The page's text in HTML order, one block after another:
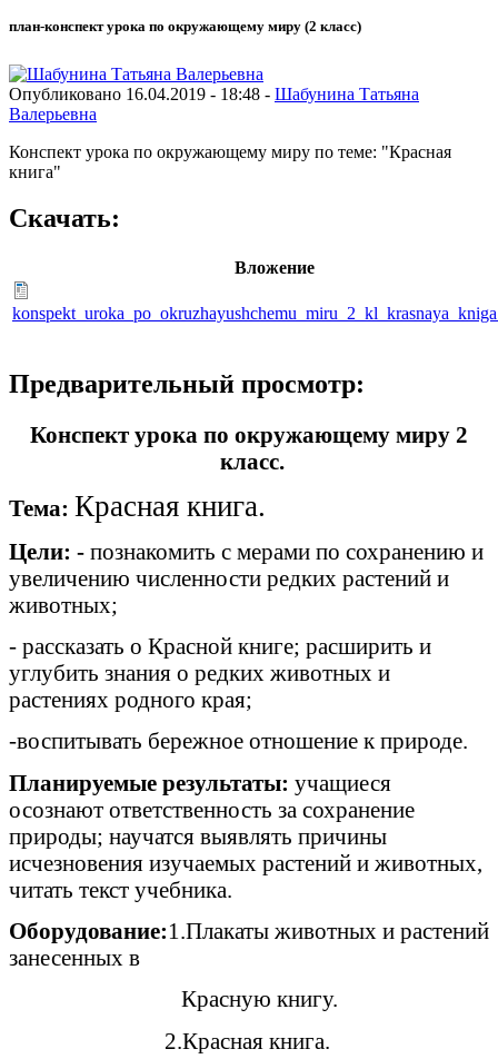
план-конспект урока по окружающему миру (2 класс)
Опубликовано 16.04.2019 - 18:48 - Шабунина Татьяна
Валерьевна
Конспект урока по окружающему миру по теме: "Красная
книга"
Скачать:
Вложение
Предварительный просмотр:
Конспект урока по окружающему миру 2
класс.
Тема: Красная книга.
Цели: - познакомить с мерами по сохранению и
увеличению численности редких растений и
животных;
- рассказать о Красной книге; расширить и
углубить знания о редких животных и
растениях родного края;
-воспитывать бережное отношение к природе.
Планируемые результаты: учащиеся
осознают ответственность за сохранение
природы; научатся выявлять причины
исчезновения изучаемых растений и животных,
читать текст учебника.
Оборудование:1.Плакаты животных и растений
занесенных в
Красную книгу.
2.Красная книга.